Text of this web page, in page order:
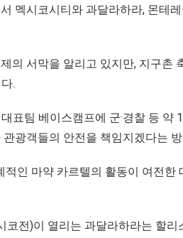
멕시코시티와 과달라하라, 몬테
의 서막을 알리고 있지만, 지구촌
.
표팀 베이스캠프에 군·경찰 등
광객들의 안전을 책임지겠다는
인 마약 카르텔의 활동이 여전
코전)이 열리는 과달라하라는 할